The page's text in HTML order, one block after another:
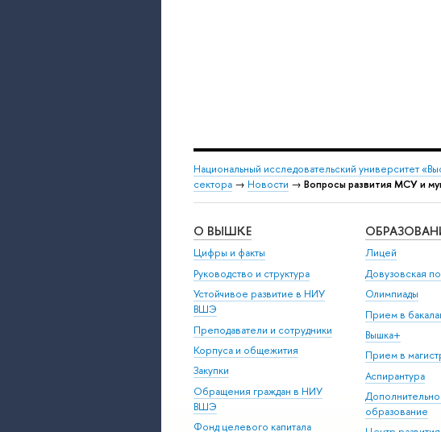
Национальный исследовательский университет
сектора → Новости → Вопросы развития МСУ и
О ВЫШКЕ
Цифры и факты
Руководство и структура
Устойчивое развитие в НИУ
ВШЭ
Преподаватели и сотрудники
Корпуса и общежития
Закупки
Обращения граждан в НИУ
ВШЭ
Фонд целевого капитала
Лицей
Довузовская
Олимпиады
Прием в
Вышка+
Прием в
Аспирантура
образование